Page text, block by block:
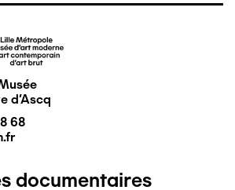
d'Ascq
68
documentaires